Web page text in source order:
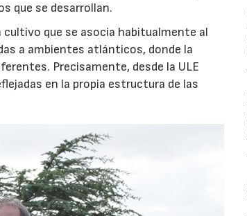
que se desarrollan.
cultivo que se asocia habitualmente al
a ambientes atlánticos, donde la
Precisamente, desde la ULE
en la propia estructura de las